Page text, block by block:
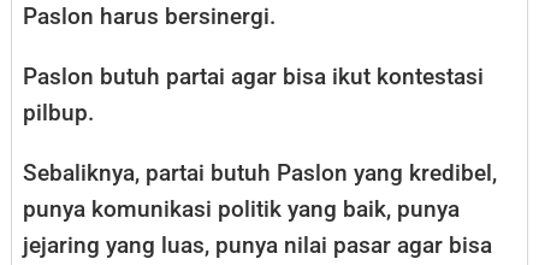
Paslon harus bersinergi.
Paslon butuh partai agar bisa ikut kontestasi
pilbup.
Sebaliknya, partai butuh Paslon yang kredibel,
punya komunikasi politik yang baik, punya
jejaring yang luas, punya nilai pasar agar bisa